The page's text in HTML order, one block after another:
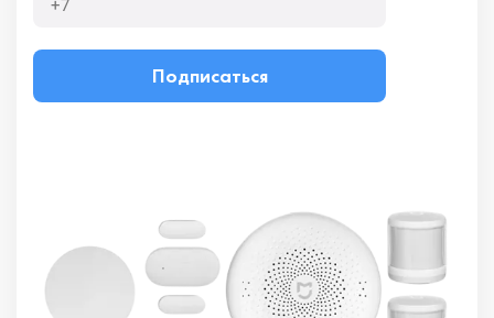
Подписаться